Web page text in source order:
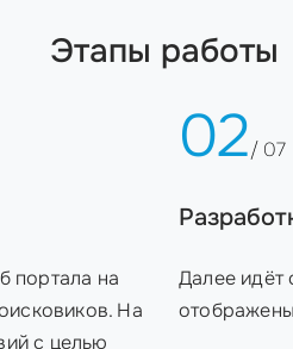
Этапы работы
портала на
На
с целью
02/ 07
Далее идёт